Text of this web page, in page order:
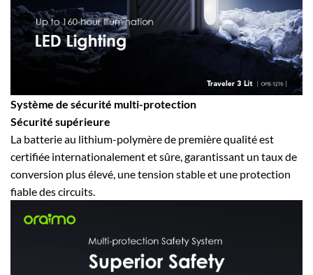
Système de sécurité multi-protection
Sécurité supérieure
La batterie au lithium-polymère de première qualité est
certifiée internationalement et sûre, garantissant un taux de
conversion plus élevé, une tension stable et une protection
fiable des circuits.